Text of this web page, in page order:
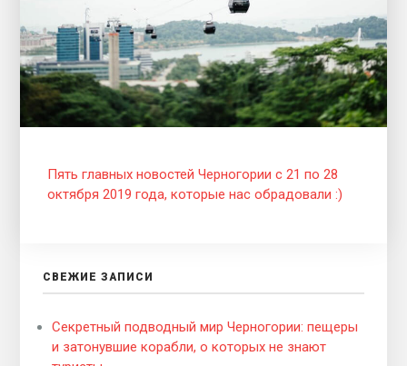
Пять главных новостей Черногории с 21 по 28
октября 2019 года, которые нас обрадовали :)
СВЕЖИЕ ЗАПИСИ
Секретный подводный мир Черногории: пещеры
и затонувшие корабли, о которых не знают